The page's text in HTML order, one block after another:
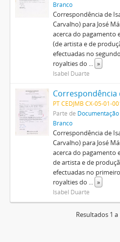
Branco
Correspondência de
Carvalho) para José
acerca do pagamento
(de artista e de
efectuadas no
royalties do ... »
Isabel Duarte
PT CEDJMB CX-05-01-
Parte de
Branco
Correspondência de
Carvalho) para José
acerca do pagamento
de artista e de
efectuadas no
royalties do ... »
Isabel Duarte
Resultados 1 a